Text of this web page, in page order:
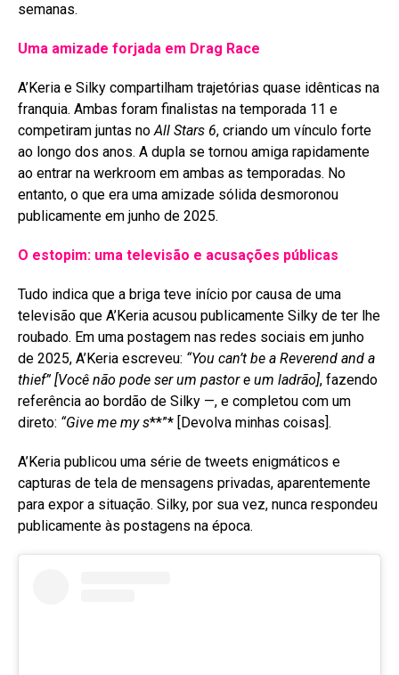
semanas.
Uma amizade forjada em Drag Race
A’Keria e Silky compartilham trajetórias quase idênticas na
franquia. Ambas foram finalistas na temporada 11 e
competiram juntas noAll Stars 6, criando um vínculo forte
ao longo dos anos. A dupla se tornou amiga rapidamente
ao entrar na werkroom em ambas as temporadas. No
entanto, o que era uma amizade sólida desmoronou
publicamente em junho de 2025.
O estopim: uma televisão e acusações públicas
Tudo indica que a briga teve início por causa de uma
televisão que A’Keria acusou publicamente Silky de ter lhe
roubado. Em uma postagem nas redes sociais em junho
de 2025, A’Keria escreveu: “You can’t be a Reverend and a
thief”[Você não pode ser um pastor e um ladrão], fazendo
referência ao bordão de Silky —, e completou com um
direto: “Give me my s**”* [Devolva minhas coisas] .
A’Keria publicou uma série de tweets enigmáticos e
capturas de tela de mensagens privadas, aparentemente
para expor a situação. Silky, por sua vez, nunca respondeu
publicamente às postagens na época.